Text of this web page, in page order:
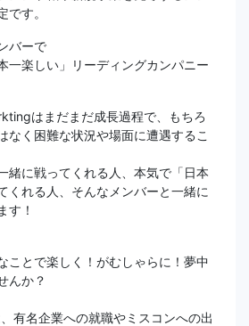
です。
バーで
一楽しい」リーディングカンパニー
はまだまだ成長過程で、もちろ
なく困難な状況や場面に遭遇するこ
緒に戦ってくれる人、本気で「日本
くれる人、そんなメンバーと一緒に
す！
ことで楽しく！がむしゃらに！夢中
んか？
有名企業への就職やミスコンへの出